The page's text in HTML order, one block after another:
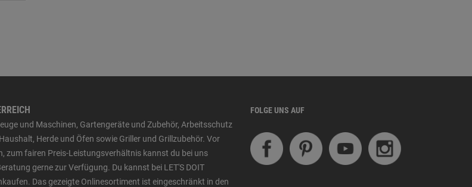
und Maschinen, Gartengeräte und Zubehör, Arbeitsschutz
Herde und Öfen sowie Griller und Grillzubehör. Vor
zum fairen Preis-Leistungsverhältnis kannst du bei uns
gerne zur Verfügung. Du kannst bei LET'S DOIT
Das gezeigte Onlinesortiment ist eingeschränkt in den
FOLGE UNS AUF